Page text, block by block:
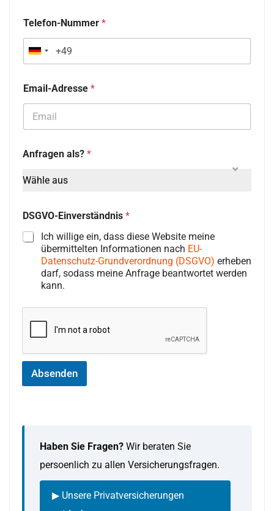
Telefon-Nummer *
G
r
m
a
n
+
9
Email-Adresse *
Anfragen als? *
Wähle aus
DSGVO-Einverständnis *
Ich willige ein, dass diese Website meine
übermittelten Informationen nach EU-
Datenschutz-Grundverordnung (DSGVO) erheben
darf, sodass meine Anfrage beantwortet werden
kann.
Absenden
Haben Sie Fragen? Wir beraten Sie
persoenlich zu allen Versicherungsfragen.
▶ Unsere Privatversicherungen